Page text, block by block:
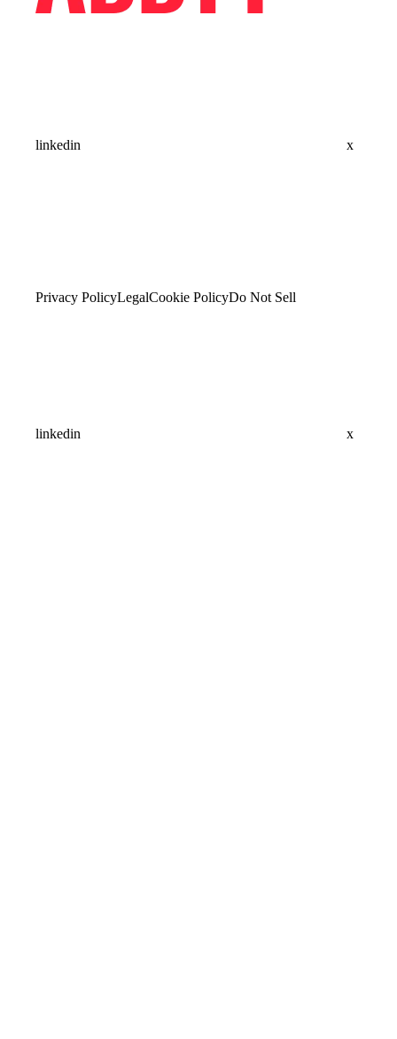
linkedin x
Privacy PolicyLegalCookie PolicyDo Not Sell
linkedin x